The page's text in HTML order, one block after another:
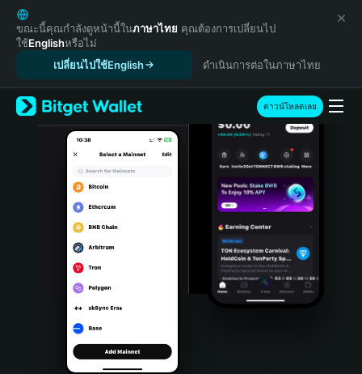
English
日本語
Tiếng Việt
Español (Latinoamérica)
Türkçe
Italiano
Português (Portugal)
Bahasa Indonesia
Português (Brasil)
Español (Argentina)
ขณะนี้คุณกำลังดูหน้านี้ในภาษาไทย คุณต้องการเปลี่ยนไป
ใช้Englishหรือไม่
เปลี่ยนไปใช้English
ดำเนินการต่อในภาษาไทย
ดาวน์โหลดเลย